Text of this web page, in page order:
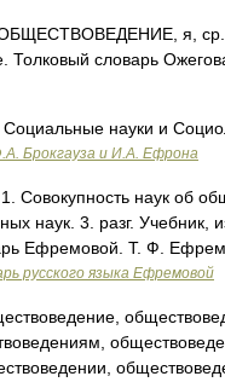
я, ср.
Толковый словарь
науки и
Брокгауза и И.А. Ефрона
Совокупность наук об
наук. 3. разг.
Ефремовой. Т. Ф.
русского языка Ефремовой